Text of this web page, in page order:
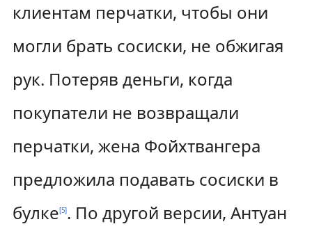
клиентам перчатки, чтобы они
могли брать сосиски, не обжигая
рук. Потеряв деньги, когда
покупатели не возвращали
перчатки, жена Фойхтвангера
предложила подавать сосиски в
булке[5]. По другой версии, Антуан